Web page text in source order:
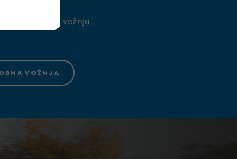
na probnu vožnju.
VOŽNJA